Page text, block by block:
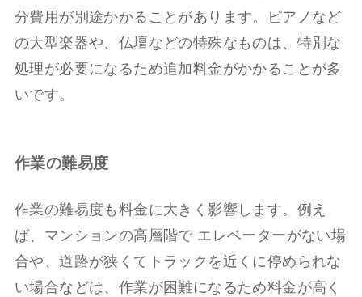
分費用が別途かかることがあります。ピアノなど
の大型楽器や、仏壇などの特殊なものは、特別な
処理が必要になるため追加料金がかかることが多
いです。
作業の難易度
作業の難易度も料金に大きく影響します。例え
ば、マンションの高層階で エレベーターがない場
合や、道路が狭くてトラックを近くに停められな
い場合などは、作業が困難になるため料金が高く